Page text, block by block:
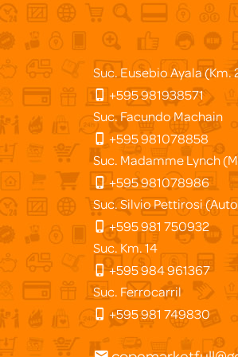
Suc. Eusebio Ayala (Km.
+595 981938571
Suc. Facundo Machain
+595 981078858
Suc. Madamme Lynch
+595 981078986
Suc. Silvio Pettirosi
+595 981 750932
Suc. Km. 14
+595 984 961367
Suc. Ferrocarril
+595 981 749830